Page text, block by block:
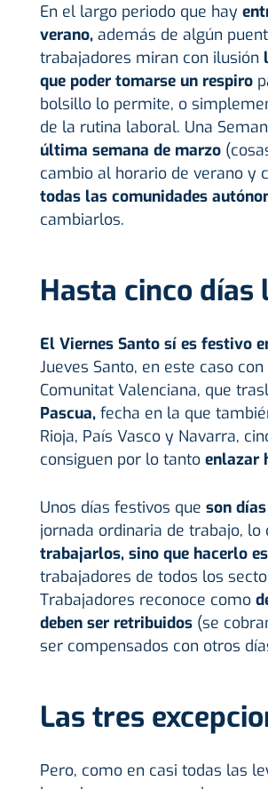
En el largo periodo que hay
verano, además de algún
trabajadores miran con ilusión
que poder tomarse un respiro
bolsillo lo permite, o
de la rutina laboral. Una
última semana de marzo
cambio al horario de verano y
todas las comunidades
cambiarlos.
Hasta cinco días
El Viernes Santo sí es festivo
Jueves Santo, en este caso
Comunitat Valenciana, que
Pascua,fecha en la que
Rioja, País Vasco y Navarra,
consiguen por lo tanto enlazar
Unos días festivos que son
jornada ordinaria de trabajo, lo
trabajarlos, sino que hacerlo
trabajadores de todos los
Trabajadores reconoce como
deben ser retribuidos(se
ser compensados con otros
Las tres
Pero, como en casi todas las